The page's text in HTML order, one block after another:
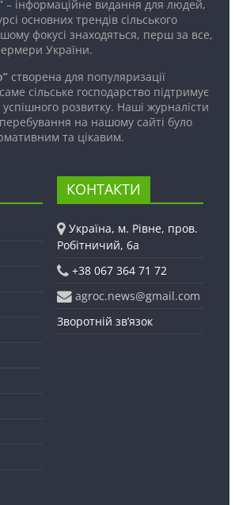
– інформаційне видання для людей,
основних трендів сільського
фокусі знаходяться, перш за все,
України.
створена для популяризації
сільське господарство підтримує
розвитку. Наші журналісти
на нашому сайті було
та цікавим.
КОНТАКТИ
Україна, м. Рівне, пров.
Робітничий, 6а
+38 067 364 71 72
agroc.news@gmail.com
Зворотній зв’язок